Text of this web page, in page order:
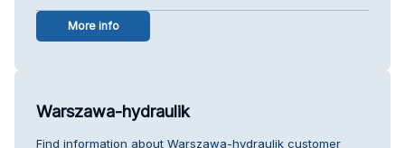
More info
Warszawa-hydraulik
Find information about Warszawa-hydraulik customer